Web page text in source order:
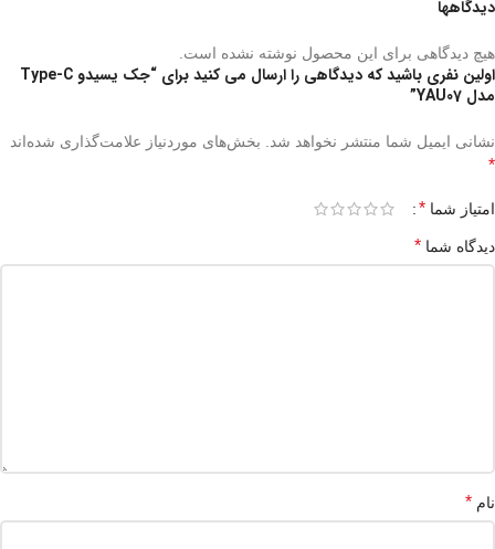
دیدگاهها
هیچ دیدگاهی برای این محصول نوشته نشده است.
اولین نفری باشید که دیدگاهی را ارسال می کنید برای “جک یسیدو Type-C
مدل YAU07”
نشانی ایمیل شما منتشر نخواهد شد. بخش‌های موردنیاز علامت‌گذاری شده‌اند
*
امتیاز شما *
دیدگاه شما *
نام *